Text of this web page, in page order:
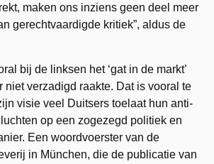
maken ons inziens geen deel meer
gerechtvaardigde kritiek”, aldus de
bij de linksen het ‘gat in de markt’
niet verzadigd raakte. Dat is vooral te
visie veel Duitsers toelaat hun anti-
op een zogezegd politiek en
Een woordvoerster van de
in München, die de publicatie van